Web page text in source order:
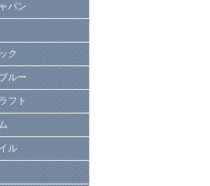
パン
ク
ルー
フト
ル